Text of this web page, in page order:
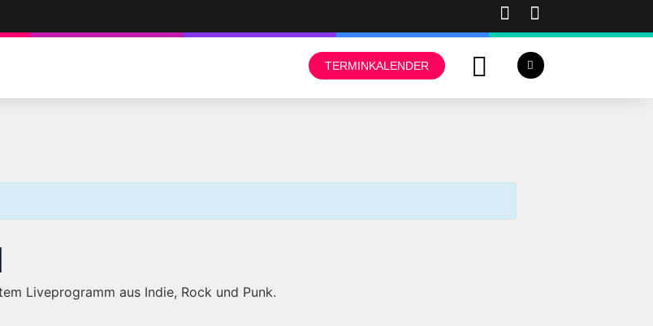
TERMINKALENDER
Liveprogramm aus Indie, Rock und Punk.